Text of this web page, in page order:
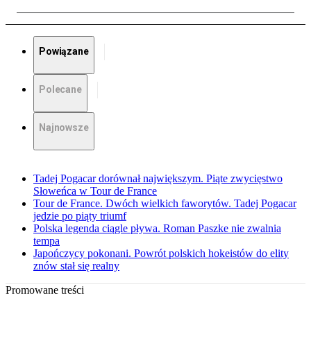
Powiązane
Polecane
Najnowsze
Tadej Pogacar dorównał największym. Piąte zwycięstwo
Słoweńca w Tour de France
Tour de France. Dwóch wielkich faworytów. Tadej Pogacar
jedzie po piąty triumf
Polska legenda ciągle pływa. Roman Paszke nie zwalnia
tempa
Japończycy pokonani. Powrót polskich hokeistów do elity
znów stał się realny
Promowane treści